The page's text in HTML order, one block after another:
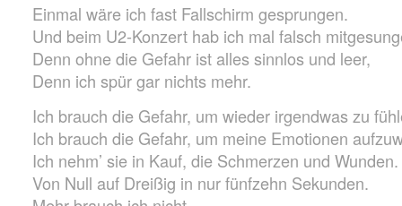
Einmal wäre ich fast Fallschirm gesprungen.
Und beim U2-Konzert hab ich mal falsch
Denn ohne die Gefahr ist alles sinnlos und leer,
Denn ich spür gar nichts mehr.
Ich brauch die Gefahr, um wieder irgendwas zu
Ich brauch die Gefahr, um meine Emotionen
Ich nehm’ sie in Kauf, die Schmerzen und Wunden.
Von Null auf Dreißig in nur fünfzehn Sekunden.